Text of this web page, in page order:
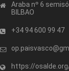
Araba nº 6
BILBAO
+34 94 600 99 47
https://